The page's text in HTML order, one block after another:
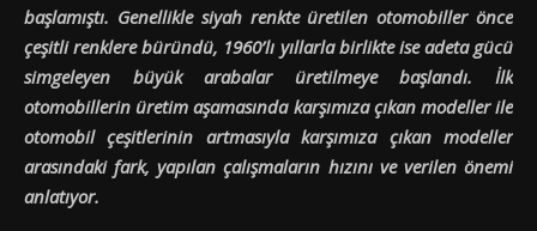
başlamıştı. Genellikle siyah renkte üretilen otomobiller önce
çeşitli renklere büründü, 1960’lı yıllarla birlikte ise adeta gücü
simgeleyen büyük arabalar üretilmeye başlandı. İlk
otomobillerin üretim aşamasında karşımıza çıkan modeller ile
otomobil çeşitlerinin artmasıyla karşımıza çıkan modeller
arasındaki fark, yapılan çalışmaların hızını ve verilen önemi
anlatıyor.